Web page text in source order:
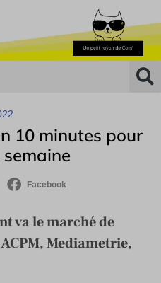
10 minutes pour
Facebook
va le marché de
Mediametrie,